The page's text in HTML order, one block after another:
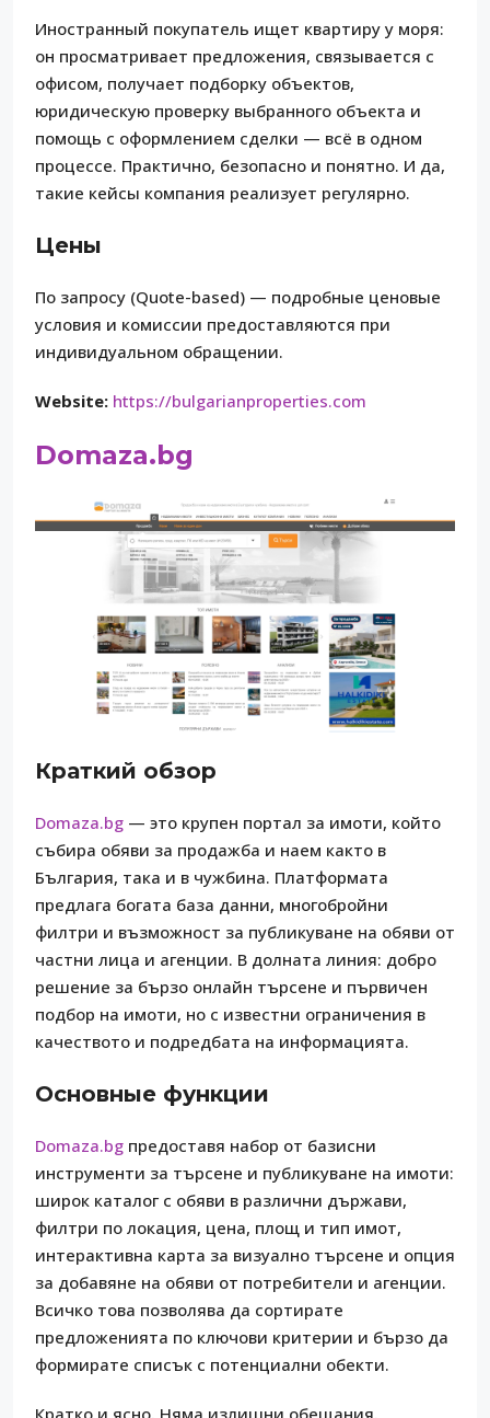
Иностранный покупатель ищет квартиру у моря:
он просматривает предложения, связывается с
офисом, получает подборку объектов,
юридическую проверку выбранного объекта и
помощь с оформлением сделки — всё в одном
процессе. Практично, безопасно и понятно. И да,
такие кейсы компания реализует регулярно.
Цены
По запросу (Quote-based) — подробные ценовые
условия и комиссии предоставляются при
индивидуальном обращении.
Website: https://bulgarianproperties.com
Domaza.bg
Краткий обзор
Domaza.bg — это крупен портал за имоти, който
събира обяви за продажба и наем както в
България, така и в чужбина. Платформата
предлага богата база данни, многобройни
филтри и възможност за публикуване на обяви от
частни лица и агенции. В долната линия: добро
решение за бързо онлайн търсене и първичен
подбор на имоти, но с известни ограничения в
качеството и подредбата на информацията.
Основные функции
Domaza.bg предоставя набор от базисни
инструменти за търсене и публикуване на имоти:
широк каталог с обяви в различни държави,
филтри по локация, цена, площ и тип имот,
интерактивна карта за визуално търсене и опция
за добавяне на обяви от потребители и агенции.
Всичко това позволява да сортирате
предложенията по ключови критерии и бързо да
формирате списък с потенциални обекти.
Кратко и ясно. Няма излишни обещания.